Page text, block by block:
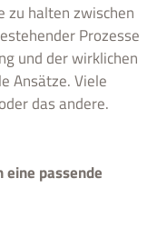
zu halten zwischen
Prozesse
und der wirklichen
Ansätze. Viele
das andere.
passende